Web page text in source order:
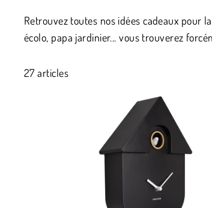
Retrouvez toutes nos idées cadeaux pour
écolo, papa jardinier... vous trouverez
27 articles